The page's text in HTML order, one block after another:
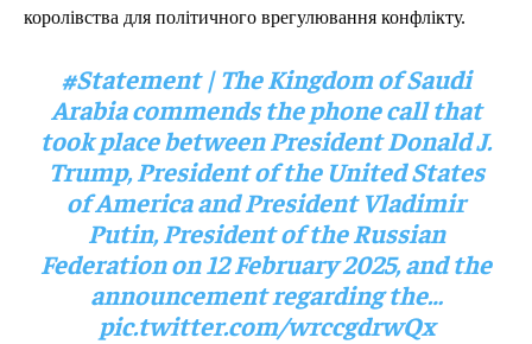
королівства для політичного врегулювання конфлікту.
#Statement | The Kingdom of Saudi
Arabia commends the phone call that
took place between President Donald J.
Trump, President of the United States
of America and President Vladimir
Putin, President of the Russian
Federation on 12 February 2025, and the
announcement regarding the…
pic.twitter.com/wrccgdrwQx